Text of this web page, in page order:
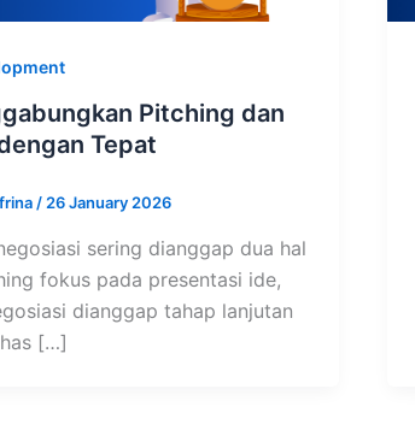
Pitching dan
Tepat
/26 January 2026
sering dianggap dua hal
fokus pada presentasi ide,
dianggap tahap lanjutan
[…]